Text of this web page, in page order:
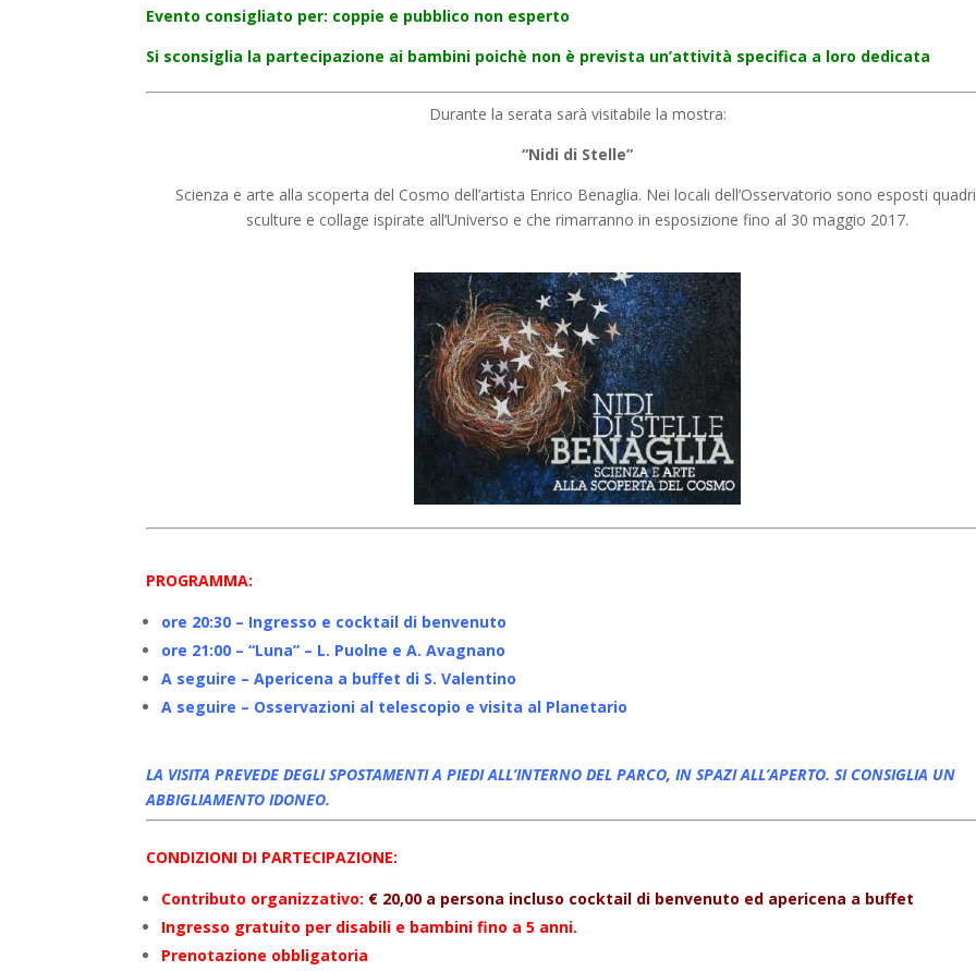
Evento consigliato per: coppie e pubblico non esperto
Si sconsiglia la partecipazione ai bambini poichè non è prevista un’attività specifica a loro dedicata
Durante la serata sarà visitabile la mostra:
“Nidi di Stelle”
Scienza e arte alla scoperta del Cosmo dell’artista Enrico Benaglia. Nei locali dell’Osservatorio sono esposti
sculture e collage ispirate all’Universo e che rimarranno in esposizione fino al 30 maggio 2017.
PROGRAMMA:
ore 20:30 – Ingresso e cocktail di benvenuto
ore 21:00 – “Luna” – L. Puolne e A. Avagnano
A seguire – Apericena a buffet di S. Valentino
A seguire – Osservazioni al telescopio e visita al Planetario
LA VISITA PREVEDE DEGLI SPOSTAMENTI A PIEDI ALL’INTERNO DEL PARCO, IN SPAZI ALL’APERTO. SI CONSIGLIA UN
ABBIGLIAMENTO IDONEO.
CONDIZIONI DI PARTECIPAZIONE:
Contributo organizzativo: € 20,00 a persona incluso cocktail di benvenuto ed apericena a buffet
Ingresso gratuito per disabili e bambini fino a 5 anni.
Prenotazione obbligatoria